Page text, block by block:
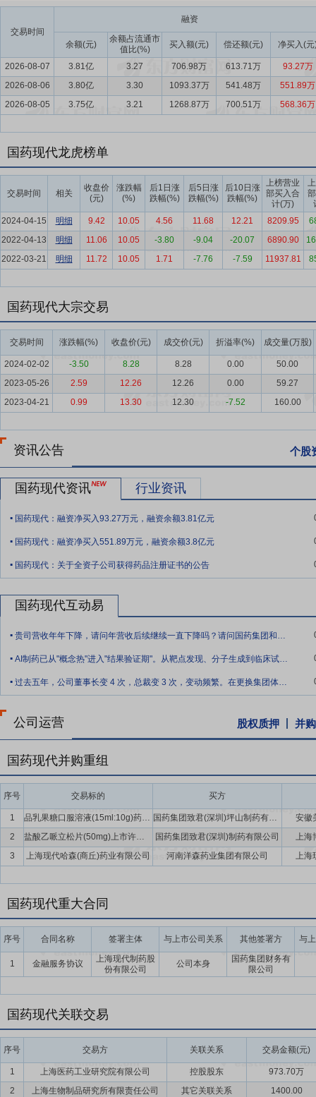
苗、大健康等业务板块，产品涵盖全身用抗感染、心血管、抗肿瘤及
域，剂型有片剂、胶囊剂、粉针剂、小容量注射剂、颗粒剂、混悬剂
要点4：化学仿制药行业
聚焦化学仿制药领域，自国家集采全面执
塑格局”的双重特征，行业洗牌持续加速。随着集采常态化推进，价
格持续走低，对企业一体化产业链布局和精益运营能力提出更高要求
展态势。国内医药工业整体处于从“规模扩张”向“质量提升”转型的关
同比小幅下降1.2%；累计实现利润总额3,490亿元，同比逆势增长
能正从以往的规模扩张与营销驱动，加速转向以研发创新与价值医疗
产业平台优势
公司隶属于国内最大的“中央企业医药健康产
前公司已经形成战略统一、资源集中、具有规模效应及上下游产业链
量打造化学制药工业发展平台为重点任务，加速内部协同优势发挥、
要点7：内部一体化管理优势
公司以“抗感染、心血管、麻醉及精神
场占有率和品牌知名度；质量管理方面，通过统一的质量方针和质量
才培养平台，持续完善全业态、全产业链、全生命周期的质量管理体
合、综合治理”绿色发展举措，推动新型环保节能技术普及，形成绿色
要点8：国药集团内协同优势
公司积极参与国药集团“自家亲”发展
联互通等多种方式加强与国药集团内商业板块的联动，力推“工商协
“工研协同”；加强与国药集团医疗服务板块的资源对接，落实“工医协
进创新成果转化。加强研发领域的内部联动；加大对外创新合作力度
的布局，加快技术研发进程，积极推进缓控释、膜剂等创新技术平台
和BD项目引进获得新产品批准文号64个。
国际化认证与注册优势
公司秉承国际视野，持续深耕国际
洲、非洲、美洲、大洋洲等70余个国家和地区。子公司国药威奇达多
要点11：品牌优势
公司坚持实施品牌战略，不断巩固和助推品牌影响
“申洛”“浦乐齐”“浦惠旨”“米乐松”等一系列知名品牌。
拟挂牌出售青海制药厂45%股权 预增净利1.35亿元
2018年
45.16%股权,挂牌底价拟为42,362.59万元。经公司初步测算,如以挂
交易时间
融资
余额(元)
余额占流通市
值比(%)
买入额(元) 偿还额(元) 净买入(元
2026-08-07 3.81亿 3.27 706.98万 613.71万
93.27万
2026-08-06
3.80亿 3.30 1093.37万 541.48万
551.89万
2026-08-05
3.75亿 3.21 1268.87万 700.51万 568.36万
国药现代龙虎榜单
交易时间 相关
收盘价
(元)
涨跌幅
(%)
后1日涨
跌幅(%)
后5日涨
跌幅(%)
后10日涨
跌幅(%)
上榜营业
部买入合
计(万)
2024-04-15
明细 9.42 10.05 4.56 11.68 12.21 8209.95
2022-04-13
明细 11.06 10.05 -3.80 -9.04 -20.07 6890.90
2022-03-21
明细 11.72 10.05 1.71 -7.76 -7.59 11937.81
国药现代大宗交易
交易时间 涨跌幅(%) 收盘价(元) 成交价(元) 折溢率(%) 成交量(万股)
2024-02-02 -3.50 8.28 8.28 0.00
50.00
2023-05-26
2.59 12.26 12.26 0.00
59.27
2023-04-21
0.99 13.30 12.30 -7.52 160.00
资讯公告 个股
国药现代资讯 行业资讯
. 国药现代：融资净买入93.27万元，融资余额3.81亿元
. 国药现代：融资净买入551.89万元，融资余额3.8亿元
. 国药现代：关于全资子公司获得药品注册证书的公告
国药现代互动易
. 贵司营收年年下降，请问年营收后续继续一直下降吗？请问国药集团和医工总院是如何看待
. AI制药已从"概念热"进入"结果验证期"。从靶点发现、分子生成到临床试验设计，A
. 过去五年，公司董事长变 4 次，总裁变 3 次，变动频繁。在更换集团体系内人员背
公司运营 股权质押 并
国药现代并购重组
序号 交易标的 买方
1 品乳果糖口服溶液(15ml:10g)药品上市许可 国药集团致君(深圳)坪山制药有限公司
安徽
2
盐酸乙哌立松片(50mg)上市许可及相关权益 国药集团致君(深圳)制药有限公司
上海
3
上海现代哈森(商丘)药业有限公司 河南洋森药业集团有限公司 上海
国药现代重大合同
序号 合同名称 签署主体 与上市公司关系 其他签署方 与
1 金融服务协议
上海现代制药股
份有限公司
公司本身
国药集团财务有
限公司
国药现代关联交易
序号 交易方 关联关系 交易金额(元)
1 上海医药工业研究院有限公司 控股股东
973.70万
2
上海生物制品研究所有限责任公司 其它关联关系 1400.00